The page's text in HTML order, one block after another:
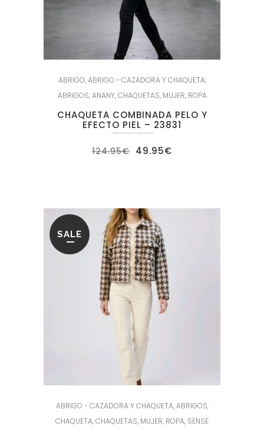
ABRIGO,ABRIGO - CAZADORA Y CHAQUETA,
ABRIGOS,ANANY,CHAQUETAS, MUJER, ROPA
CHAQUETA COMBINADA PELO Y
EFECTO PIEL – 23831
124.95€ El
precio
49.95€
SALE
ABRIGO - CAZADORA Y CHAQUETA,ABRIGOS,
CHAQUETA,CHAQUETAS, MUJER, ROPA, SENSE